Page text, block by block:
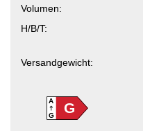
Volumen:
H/B/T:
Versandgewicht:
A
GG